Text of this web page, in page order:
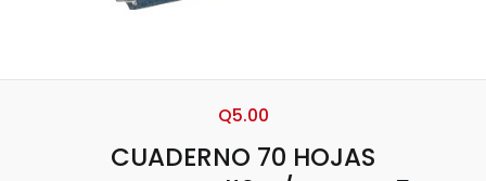
CUADERNO 70 HOJAS
Q5.00